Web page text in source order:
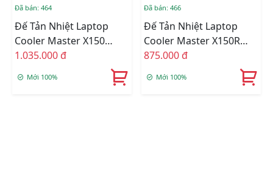
Đã bán: 464
Đế Tản Nhiệt Laptop
Cooler Master X150
SPECTRUM (Laptop 14
1.035.000 đ
Mới 100%
Đã bán: 466
Đế Tản Nhiệt Laptop
Cooler Master X150R
Laptop 17inch
875.000 đ
Mới 100%